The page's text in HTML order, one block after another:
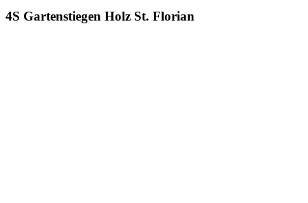
4S Gartenstiegen Holz St. Florian